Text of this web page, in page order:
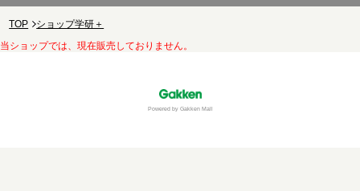
TOP
ショップ学研＋
当ショップでは、現在販売しておりません。
Powered by Gakken Mall